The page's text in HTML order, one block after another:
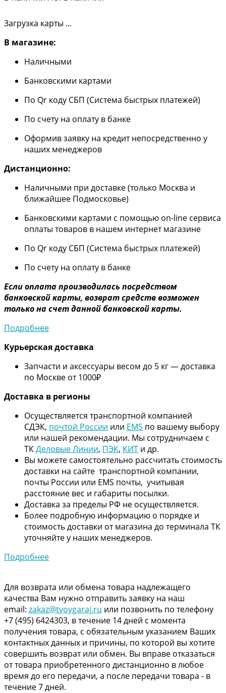
Загрузка карты ...
В магазине:
Наличными
Банковскими картами
По Qr коду СБП (Система быстрых платежей)
По счету на оплату в банке
Оформив заявку на кредит непосредственно у
наших менеджеров
Дистанционно:
Наличными при доставке (только Москва и
ближайшее Подмосковье)
Банковскими картами с помощью on-line сервиса
оплаты товаров в нашем интернет магазине
По Qr коду СБП (Система быстрых платежей)
По счету на оплату в банке
Если оплата производилась посредством
банковской карты, возврат средств возможен
только на счет данной банковской карты.
Подробнее
Курьерская доставка
Запчасти и аксессуары весом до 5 кг — доставка
по Москве от 1000₽
Доставка в регионы
Осуществляется транспортной компанией
СДЭК, почтой России или EMS по вашему выбору
или нашей рекомендации. Мы сотрудничаем с
ТКДеловые Линии, ПЭК, КИТ и др.
Вы можете самостоятельно рассчитать стоимость
доставки на сайте транспортной компании,
почты России или EMS почты, учитывая
расстояние вес и габариты посылки.
Доставка за пределы РФ не осуществляется.
Более подробную информацию о порядке и
стоимость доставки от магазина до терминала ТК
уточняйте у наших менеджеров.
Подробнее
Для возврата или обмена товара надлежащего
качества Вам нужно отправить заявку на наш
email: zakaz@tvoygaraj.ru или позвонить по телефону
+7 (495) 6424303, в течение 14 дней с момента
получения товара, с обязательным указанием Ваших
контактных данных и причины, по которой вы хотите
совершить возврат или обмен. Вы вправе отказаться
от товара приобретенного дистанционно в любое
время до его передачи, а после передачи товара - в
течение 7 дней.